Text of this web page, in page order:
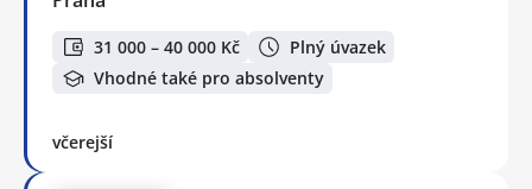
31 000 – 40 000 Kč
Plný úvazek
Vhodné také pro absolventy
včerejší